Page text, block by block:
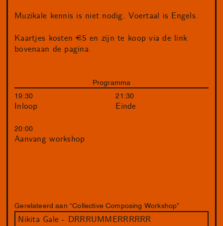
Muzikale kennis is niet nodig. Voertaal is Engels.
Kaartjes kosten €5 en zijn te koop via de link
bovenaan de pagina.
Programma
19:30
Inloop
20:00
Aanvang workshop
21:30
Einde
Gerelateerd aan “Collective Composing Workshop”
Nikita Gale - DRRRUMMERRRRRR